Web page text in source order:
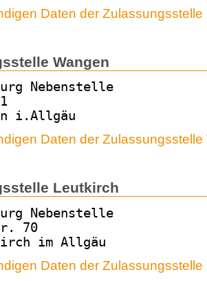
Daten der Zulassungsstelle
Wangen
Nebenstelle
i.Allgäu
Daten der Zulassungsstelle
Leutkirch
Nebenstelle
70
im Allgäu
Daten der Zulassungsstelle